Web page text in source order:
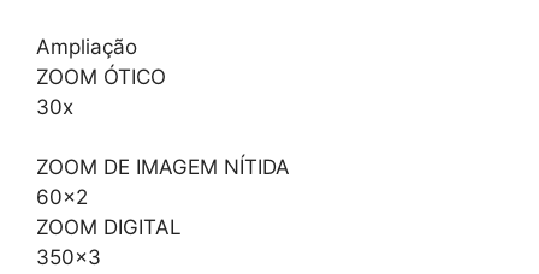
Ampliação
ZOOM ÓTICO
30x
ZOOM DE IMAGEM NÍTIDA
60×2
ZOOM DIGITAL
350×3